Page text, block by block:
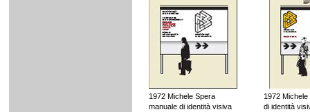
1972 Michele Spera
manuale di identità visiva
1972
di identità